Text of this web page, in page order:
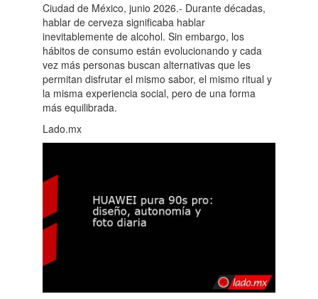
Ciudad de México, junio 2026.- Durante décadas,
hablar de cerveza significaba hablar
inevitablemente de alcohol. Sin embargo, los
hábitos de consumo están evolucionando y cada
vez más personas buscan alternativas que les
permitan disfrutar el mismo sabor, el mismo ritual y
la misma experiencia social, pero de una forma
más equilibrada.
Lado.mx